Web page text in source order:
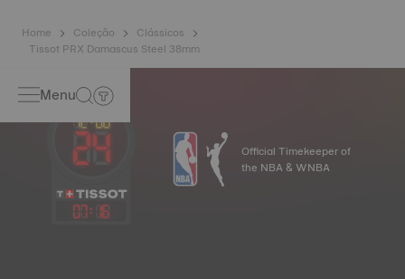
Home Coleção
Clássicos
Tissot PRX Damascus Steel 38mm
Menu
07: 16
Official Timekeeper of
the NBA & WNBA